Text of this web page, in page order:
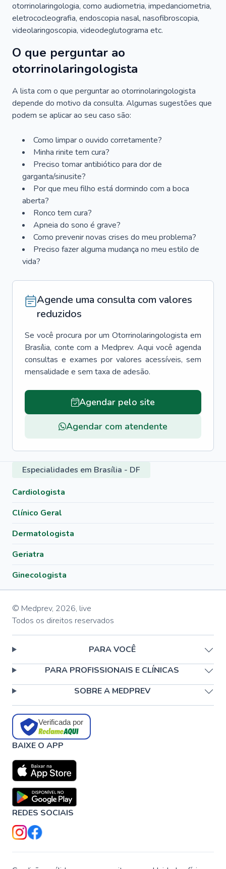
otorrinolaringologia, como audiometria, impedanciometria,
eletrococleografia, endoscopia nasal, nasofibroscopia,
videolaringoscopia, videodeglutograma etc.
O que perguntar ao
otorrinolaringologista
A lista com o que perguntar ao otorrinolaringologista
depende do motivo da consulta. Algumas sugestões que
podem se aplicar ao seu caso são:
Como limpar o ouvido corretamente?
Minha rinite tem cura?
Preciso tomar antibiótico para dor de
garganta/sinusite?
Por que meu filho está dormindo com a boca
aberta?
Ronco tem cura?
Apneia do sono é grave?
Como prevenir novas crises do meu problema?
Preciso fazer alguma mudança no meu estilo de
vida?
Agende uma consulta com valores
reduzidos
Se você procura por um Otorrinolaringologista em
Brasília, conte com a Medprev. Aqui você agenda
consultas e exames por valores acessíveis, sem
mensalidade e sem taxa de adesão.
Agendar pelo site
Agendar com atendente
Especialidades em Brasília - DF
Cardiologista
Clínico Geral
Dermatologista
Geriatra
Ginecologista
© Medprev, 2026, live
Todos os direitos reservados
PARA VOCÊ
PARA PROFISSIONAIS E CLÍNICAS
SOBRE A MEDPREV
Verificada por
BAIXE O APP
REDES SOCIAIS